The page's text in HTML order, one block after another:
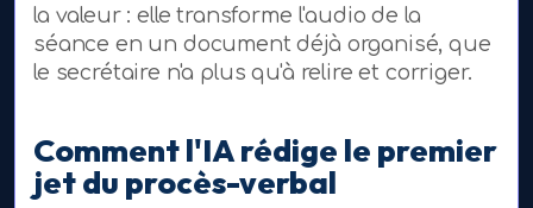
la valeur : elle transforme l'audio de la
séance en un document déjà organisé, que
le secrétaire n'a plus qu'à relire et corriger.
Comment l'IA rédige le premier
jet du procès-verbal